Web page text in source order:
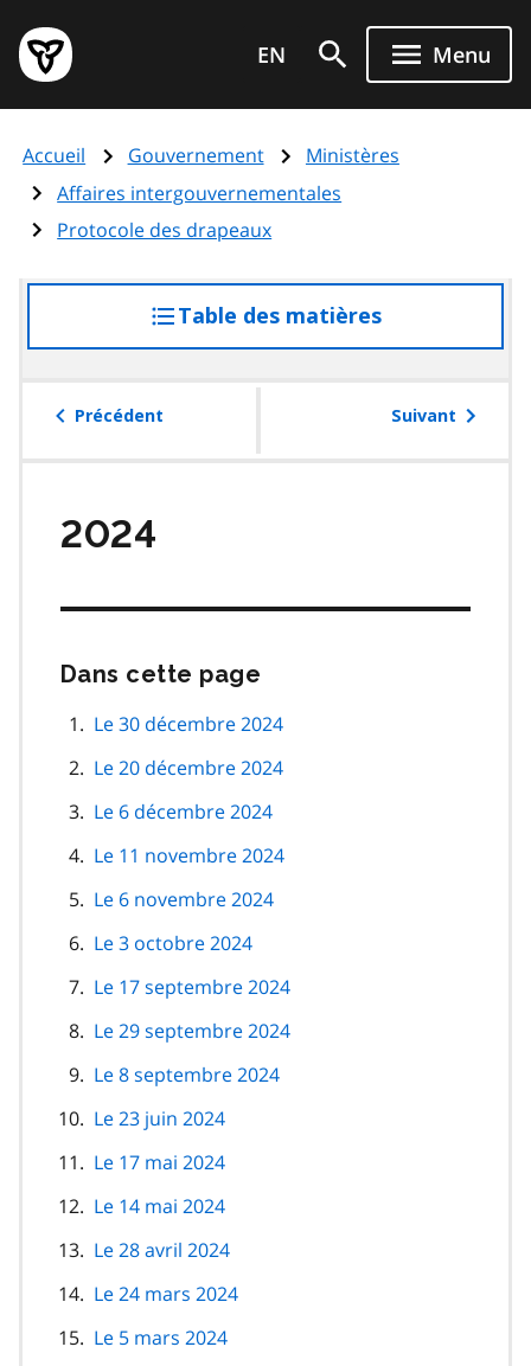
au
contenu
principal
Page
d'accueil
de
l'Ontario
EN Menu
Accueil Gouvernement
Ministères
Affaires intergouvernementales
Protocole des drapeaux
Table des matières
à
table
Précédent Suivant
2024
Dans cette page
navigation
page
Le 30 décembre 2024
Le 20 décembre 2024
Le 6 décembre 2024
Le 11 novembre 2024
Le 6 novembre 2024
Le 3 octobre 2024
Le 17 septembre 2024
Le 29 septembre 2024
Le 8 septembre 2024
Le 23 juin 2024
Le 17 mai 2024
Le 14 mai 2024
Le 28 avril 2024
Le 24 mars 2024
Le 5 mars 2024